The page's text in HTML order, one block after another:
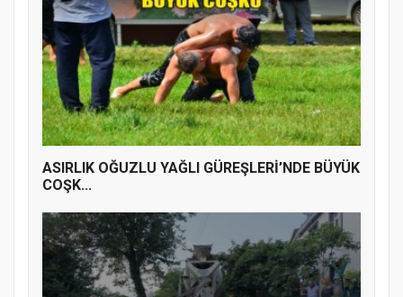
ASIRLIK OĞUZLU YAĞLI GÜREŞLERİ’NDE BÜYÜK
COŞK...